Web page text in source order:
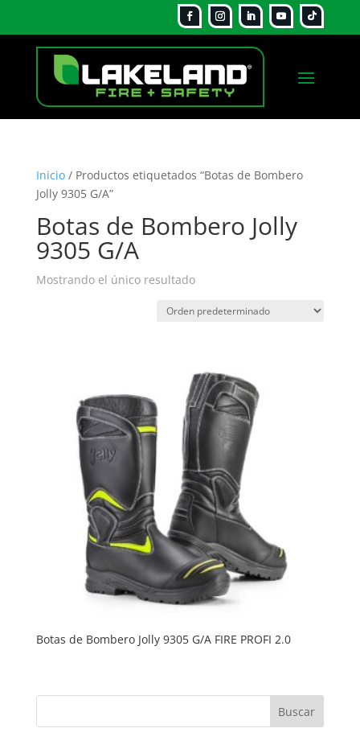
Inicio/ Productos etiquetados “Botas de Bombero
Jolly 9305 G/A”
Botas de Bombero Jolly
9305 G/A
Mostrando el único resultado
Botas de Bombero Jolly 9305 G/A FIRE PROFI 2.0
Buscar